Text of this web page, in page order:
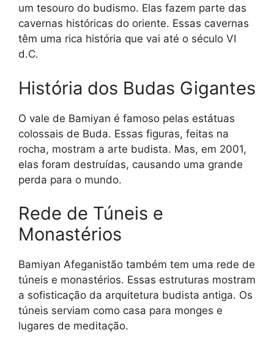
um tesouro do budismo. Elas fazem parte das
cavernas históricas do oriente. Essas cavernas
têm uma rica história que vai até o século VI
d.C.
História dos Budas Gigantes
O vale de Bamiyan é famoso pelas estátuas
colossais de Buda. Essas figuras, feitas na
rocha, mostram a arte budista. Mas, em 2001,
elas foram destruídas, causando uma grande
perda para o mundo.
Rede de Túneis e
Monastérios
Bamiyan Afeganistão também tem uma rede de
túneis e monastérios. Essas estruturas mostram
a sofisticação da arquitetura budista antiga. Os
túneis serviam como casa para monges e
lugares de meditação.